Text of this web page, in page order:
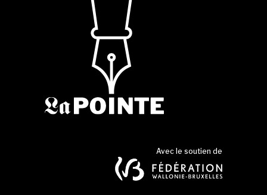
Avec le soutien de